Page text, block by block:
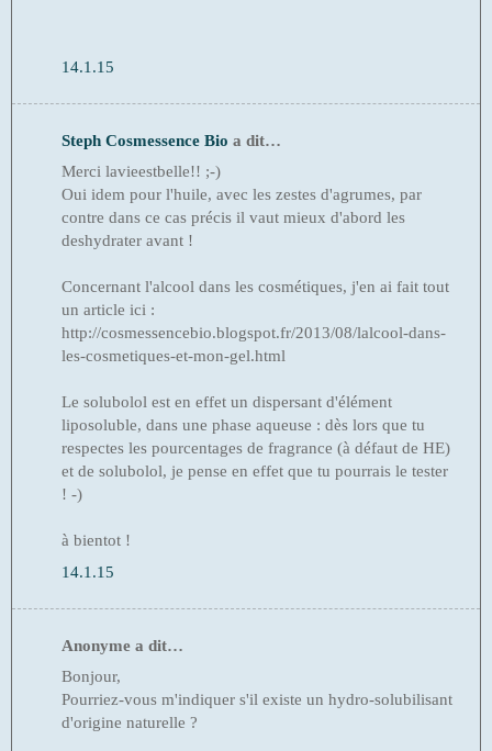
14.1.15
Steph Cosmessence Bio a dit…
Merci lavieestbelle!! ;-)
Oui idem pour l'huile, avec les zestes d'agrumes, par
contre dans ce cas précis il vaut mieux d'abord les
deshydrater avant !
Concernant l'alcool dans les cosmétiques, j'en ai fait tout
un article ici :
http://cosmessencebio.blogspot.fr/2013/08/lalcool-dans-
les-cosmetiques-et-mon-gel.html
Le solubolol est en effet un dispersant d'élément
liposoluble, dans une phase aqueuse : dès lors que tu
respectes les pourcentages de fragrance (à défaut de HE)
et de solubolol, je pense en effet que tu pourrais le tester
! -)
à bientot !
14.1.15
Anonyme a dit…
Bonjour,
Pourriez-vous m'indiquer s'il existe un hydro-solubilisant
d'origine naturelle ?